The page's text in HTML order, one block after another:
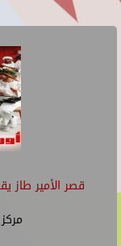
قصر الأمير طاز